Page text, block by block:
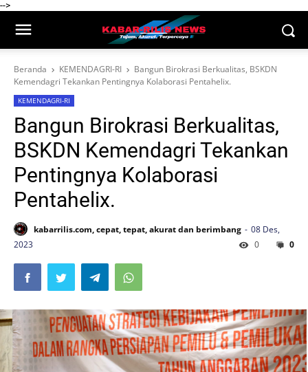
-->
Beranda KEMENDAGRI-RI
Bangun Birokrasi Berkualitas, BSKDN
Kemendagri Tekankan Pentingnya Kolaborasi Pentahelix.
KEMENDAGRI-RI
Bangun Birokrasi Berkualitas,
BSKDN Kemendagri Tekankan
Pentingnya Kolaborasi
Pentahelix.
kabarrilis.com, cepat, tepat, akurat dan berimbang
08 Des,
2023
0
0